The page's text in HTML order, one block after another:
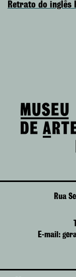
Retrato do inglês
Rua
E-mail: